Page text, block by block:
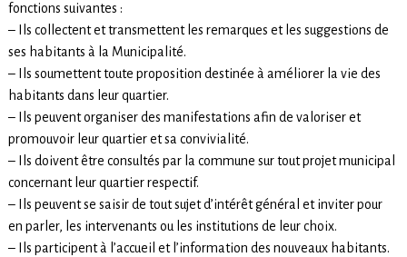
fonctions suivantes :
– Ils collectent et transmettent les remarques et les suggestions de
ses habitants à la Municipalité.
– Ils soumettent toute proposition destinée à améliorer la vie des
habitants dans leur quartier.
– Ils peuvent organiser des manifestations afin de valoriser et
promouvoir leur quartier et sa convivialité.
– Ils doivent être consultés par la commune sur tout projet municipal
concernant leur quartier respectif.
– Ils peuvent se saisir de tout sujet d’intérêt général et inviter pour
en parler, les intervenants ou les institutions de leur choix.
– Ils participent à l’accueil et l’information des nouveaux habitants.